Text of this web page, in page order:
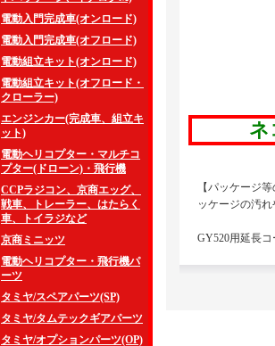
電動入門完成車(オンロード)
電動入門完成車(オフロード)
電動組立キット(オンロード)
電動組立キット(オフロード・
クローラー)
エンジンカー(完成車、組立キ
ット)
電動ヘリコプター・マルチコ
プター(ドローン)・飛行機
CCPラジコン、京商エッグ、
戦車、トレーラー、はたらく
車、トイラジなど
京商ミニッツ
電動ヘリコプター・飛行機パ
ーツ
タミヤ/スペアパーツ(SP)
タミヤ/タムテックギアパーツ
タミヤ/オプションパーツ(OP)
ネ
【パッケージ
ッケージの汚
GY520用延長